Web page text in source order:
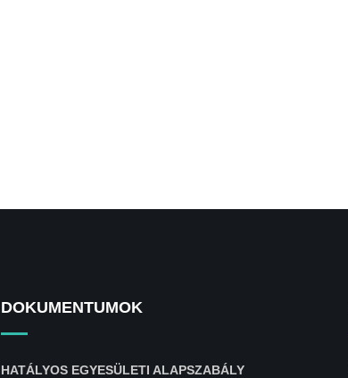
DOKUMENTUMOK
HATÁLYOS EGYESÜLETI ALAPSZABÁLY